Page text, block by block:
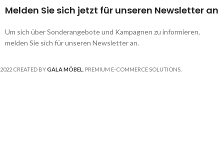
Melden Sie sich jetzt für unseren Newsletter an
Um sich über Sonderangebote und Kampagnen zu informieren,
melden Sie sich für unseren Newsletter an.
2022 CREATED BYGALA MÖBEL . PREMIUM E-COMMERCE SOLUTIONS.